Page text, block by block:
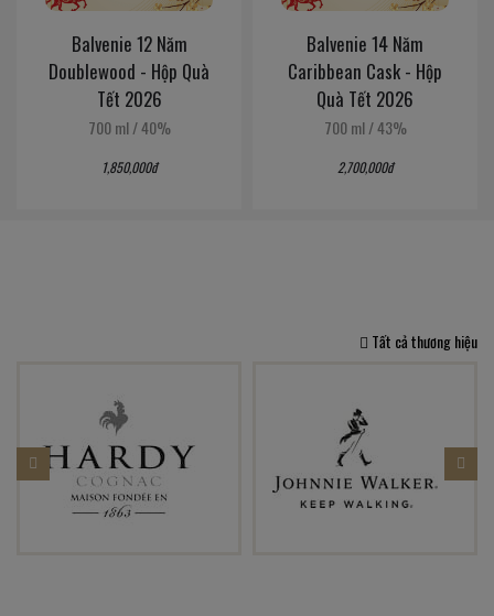
Balvenie 12 Năm
Doublewood - Hộp Quà
Tết 2026
700 ml /40%
1,850,000đ
Balvenie 14 Năm
Caribbean Cask - Hộp
Quà Tết 2026
700 ml /43%
2,700,000đ
Tất cả thương hiệu